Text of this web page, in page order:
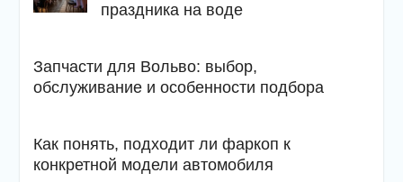
праздника на воде
Запчасти для Вольво: выбор,
обслуживание и особенности подбора
Как понять, подходит ли фаркоп к
конкретной модели автомобиля